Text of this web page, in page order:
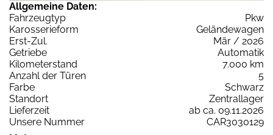
Allgemeine Daten:
Fahrzeugtyp
Pkw
Karosserieform
Geländewagen
Erst-Zul.
Mär / 2026
Getriebe
Automatik
Kilometerstand
7.000 km
Anzahl der Türen
5
Farbe
Schwarz
Standort
Zentrallager
Lieferzeit
ab ca. 09.11.2026
Unsere Nummer
CAR3030129